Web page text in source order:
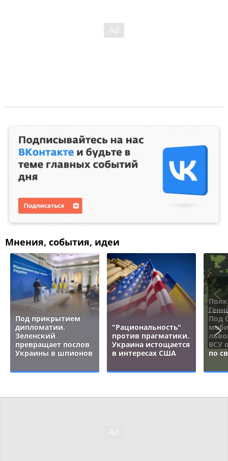
Мнения, события, идеи
Под прикрытием
дипломатии.
Зеленский
превращает послов
Украины в шпионов
"Рациональность"
против прагматики.
Украина истощается
в интересах США
Под
ВСУ
по